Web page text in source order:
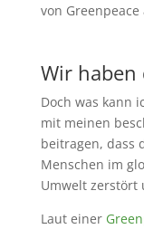
von Greenpeace
Wir haben
Doch was kann
mit meinen
beitragen, dass
Menschen im
Umwelt zerstört
Laut einer